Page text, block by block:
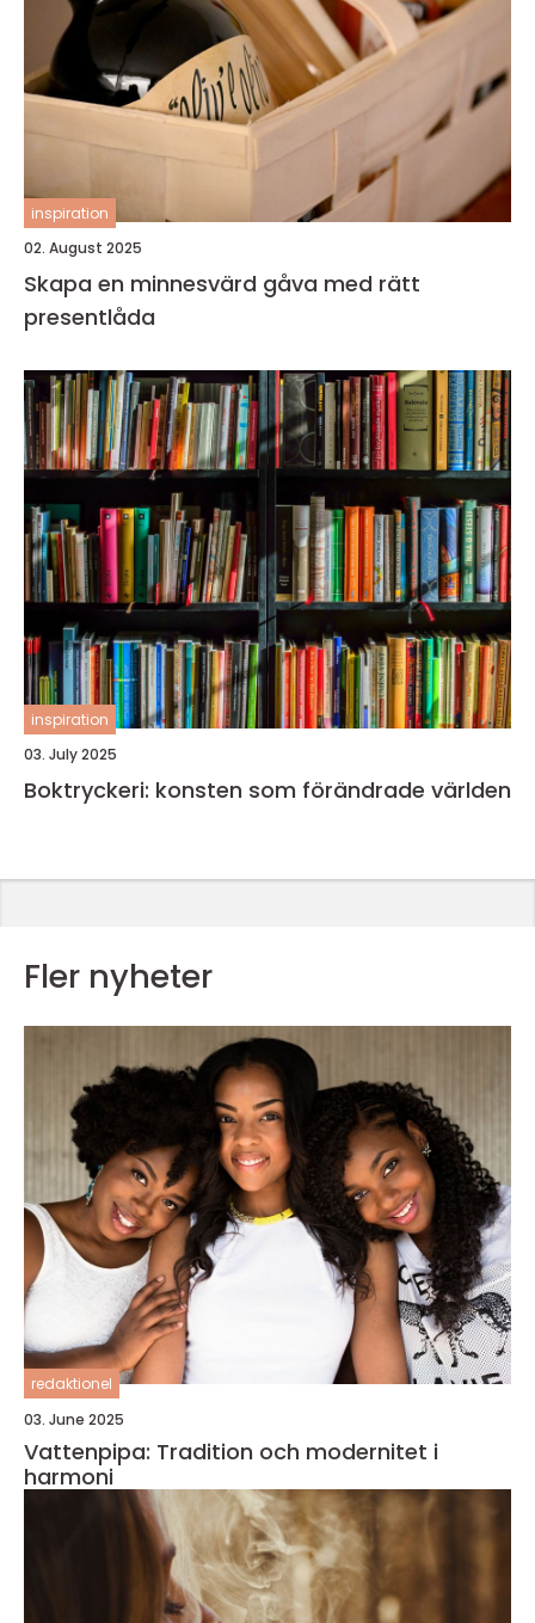
inspiration
02. August 2025
Skapa en minnesvärd gåva med rätt
presentlåda
inspiration
03. July 2025
Boktryckeri: konsten som förändrade världen
Fler nyheter
redaktionel
03. June 2025
Vattenpipa: Tradition och modernitet i
harmoni